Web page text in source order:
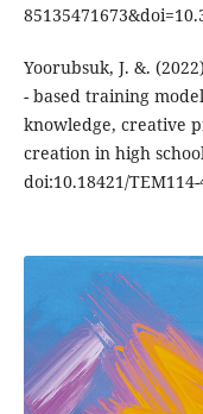
Yoorubsuk, J. &.
- based training
knowledge, creative
creation in high
doi:10.18421/TEM114-